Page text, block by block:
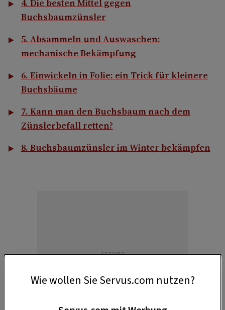
4. Die besten Mittel gegen
Buchsbaumzünsler
5. Absammeln und Auswaschen:
mechanische Bekämpfung
6. Einwickeln in Folie: ein Trick für kleinere
Buchsbäume
7. Kann man den Buchsbaum nach dem
Zünslerbefall retten?
8. Buchsbaumzünsler im Winter bekämpfen
Anzeige
Wie wollen Sie Servus.com nutzen?